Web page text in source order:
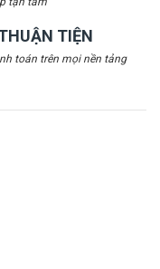
TIỆN
toán trên mọi nền tảng